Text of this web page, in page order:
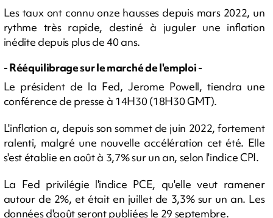
Les taux ont connu onze hausses depuis mars 2022, un
rythme très rapide, destiné à juguler une inflation
inédite depuis plus de 40 ans.
- Rééquilibrage sur le marché de l'emploi -
Le président de la Fed, Jerome Powell, tiendra une
conférence de presse à 14H30 (18H30 GMT).
L'inflation a, depuis son sommet de juin 2022, fortement
ralenti, malgré une nouvelle accélération cet été. Elle
s'est établie en août à 3,7% sur un an, selon l'indice CPI.
La Fed privilégie l'indice PCE, qu'elle veut ramener
autour de 2%, et était en juillet de 3,3% sur un an. Les
données d'août seront publiées le 29 septembre.